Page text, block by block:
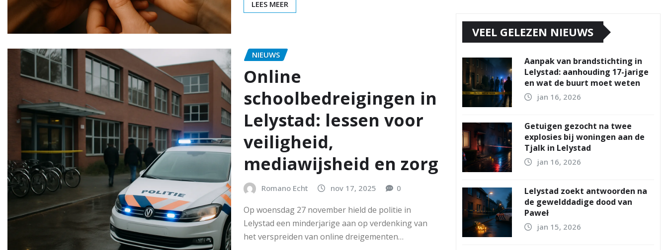
LEES MEER
NIEUWS
Online
schoolbedreigingen in
Lelystad: lessen voor
veiligheid,
mediawijsheid en zorg
Romano Echt nov 17, 2025 0
Op woensdag 27 november hield de politie in
Lelystad een minderjarige aan op verdenking van
het verspreiden van online dreigementen…
VEEL GELEZEN NIEUWS
Aanpak van brandstichting in
Lelystad: aanhouding 17-jarige
en wat de buurt moet weten
jan 16, 2026
Getuigen gezocht na twee
explosies bij woningen aan de
Tjalk in Lelystad
jan 16, 2026
Lelystad zoekt antwoorden na
de gewelddadige dood van
Paweł
jan 15, 2026